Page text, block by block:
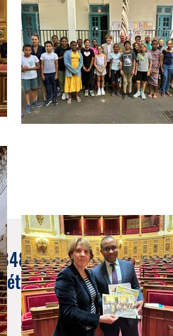
Difficultés avec